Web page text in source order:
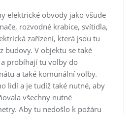
elektrické obvody jako všude
rozvodné krabice, svítidla,
zařízení, která jsou tu
budovy. V objektu se také
probíhají tu volby do
a také komunální volby.
lidí a je tudíž také nutné, aby
všechny nutné
Aby tu nedošlo k požáru